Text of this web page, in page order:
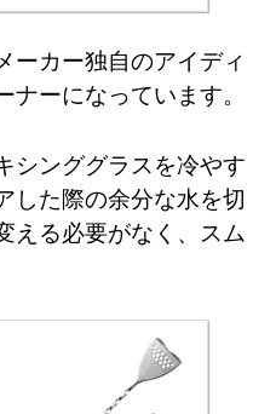
ーカー独自のアイディ
ーになっています。
シンググラスを冷やす
した際の余分な水を切
える必要がなく、スム